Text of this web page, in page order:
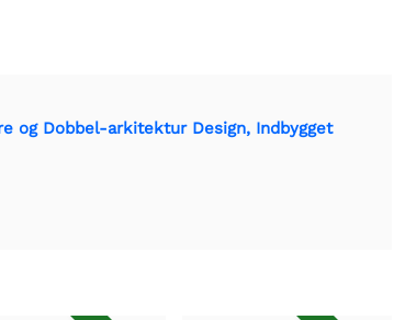
og Dobbel-arkitektur Design, Indbygget